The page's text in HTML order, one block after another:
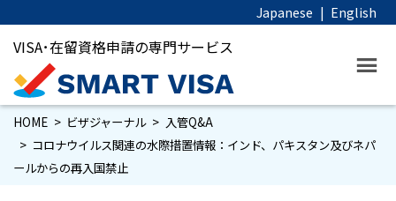
VISA･在留資格申請の専門サービス
Japanese | English
HOME ビザジャーナル
入管Q&A
コロナウイルス関連の水際措置情報：インド、パキスタン及びネパ
ールからの再入国禁止